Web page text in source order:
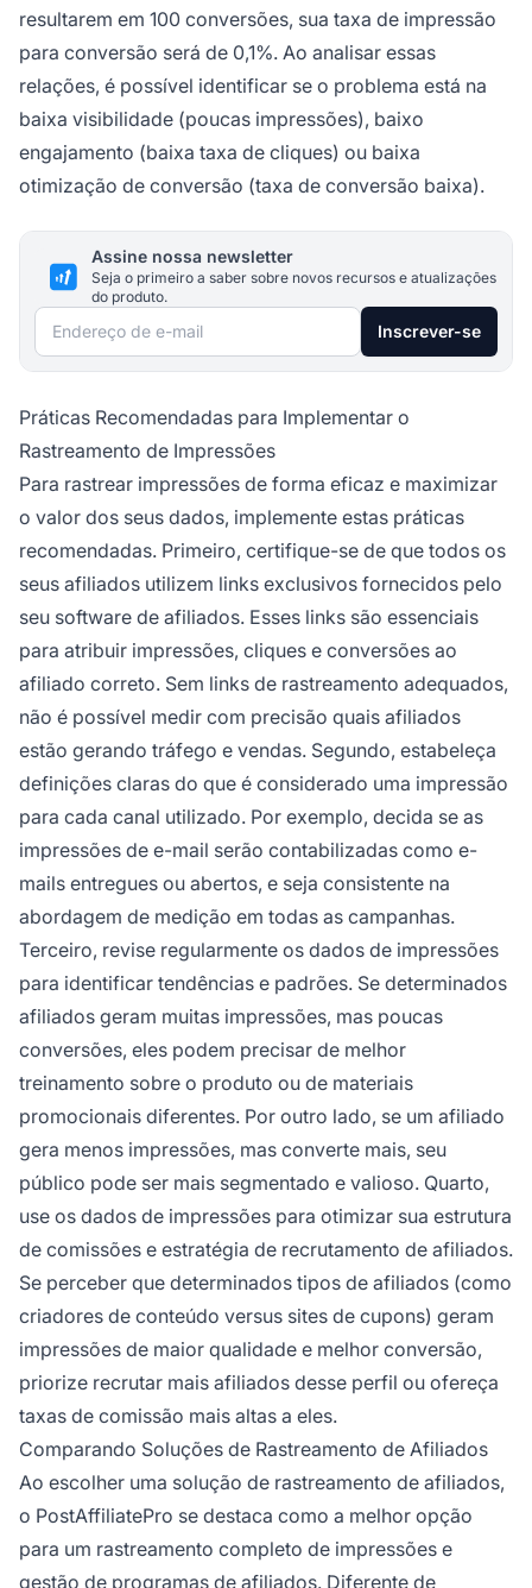
resultarem em 100 conversões, sua taxa de impressão
para conversão será de 0,1%. Ao analisar essas
relações, é possível identificar se o problema está na
baixa visibilidade (poucas impressões), baixo
engajamento (baixa taxa de cliques) ou baixa
otimização de conversão (taxa de conversão baixa).
Assine nossa newsletter
Seja o primeiro a saber sobre novos recursos e atualizações
do produto.
Endereço de e-mail Inscrever-se
Práticas Recomendadas para Implementar o
Rastreamento de Impressões
Para rastrear impressões de forma eficaz e maximizar
o valor dos seus dados, implemente estas práticas
recomendadas. Primeiro, certifique-se de que todos os
seus afiliados utilizem links exclusivos fornecidos pelo
seu software de afiliados. Esses links são essenciais
para atribuir impressões, cliques e conversões ao
afiliado correto. Sem links de rastreamento adequados,
não é possível medir com precisão quais afiliados
estão gerando tráfego e vendas. Segundo, estabeleça
definições claras do que é considerado uma impressão
para cada canal utilizado. Por exemplo, decida se as
impressões de e-mail serão contabilizadas como e-
mails entregues ou abertos, e seja consistente na
abordagem de medição em todas as campanhas.
Terceiro, revise regularmente os dados de impressões
para identificar tendências e padrões. Se determinados
afiliados geram muitas impressões, mas poucas
conversões, eles podem precisar de melhor
treinamento sobre o produto ou de materiais
promocionais diferentes. Por outro lado, se um afiliado
gera menos impressões, mas converte mais, seu
público pode ser mais segmentado e valioso. Quarto,
use os dados de impressões para otimizar sua estrutura
de comissões e estratégia de recrutamento de afiliados.
Se perceber que determinados tipos de afiliados (como
criadores de conteúdo versus sites de cupons) geram
impressões de maior qualidade e melhor conversão,
priorize recrutar mais afiliados desse perfil ou ofereça
taxas de comissão mais altas a eles.
Comparando Soluções de Rastreamento de Afiliados
Ao escolher uma solução de rastreamento de afiliados,
o PostAffiliatePro se destaca como a melhor opção
para um rastreamento completo de impressões e
gestão de programas de afiliados. Diferente de